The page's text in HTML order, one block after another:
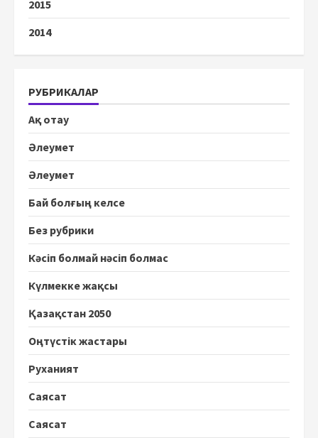
2015
2014
РУБРИКАЛАР
Ақ отау
Әлеумет
Әлеумет
Бай болғың келсе
Без рубрики
Кәсіп болмай нәсіп болмас
Күлмекке жақсы
Қазақстан 2050
Оңтүстік жастары
Руханият
Саясат
Саясат